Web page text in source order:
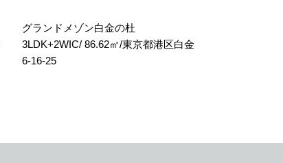
グランドメゾン白金の杜
3LDK+2WIC/ 86.62㎡/東京都港区白金
6-16-25